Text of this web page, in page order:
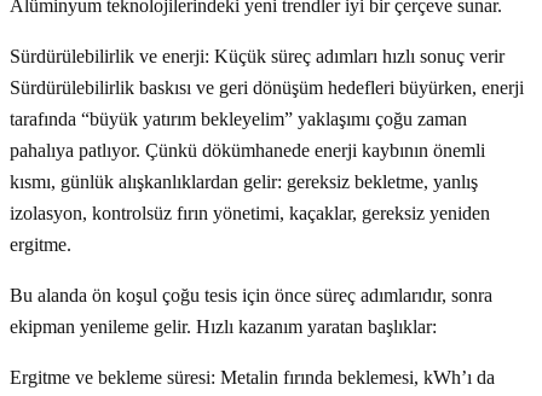
Alüminyum teknolojilerindeki yeni trendler iyi bir çerçeve sunar.
Sürdürülebilirlik ve enerji: Küçük süreç adımları hızlı sonuç verir
Sürdürülebilirlik baskısı ve geri dönüşüm hedefleri büyürken, enerji
tarafında “büyük yatırım bekleyelim” yaklaşımı çoğu zaman
pahalıya patlıyor. Çünkü dökümhanede enerji kaybının önemli
kısmı, günlük alışkanlıklardan gelir: gereksiz bekletme, yanlış
izolasyon, kontrolsüz fırın yönetimi, kaçaklar, gereksiz yeniden
ergitme.
Bu alanda ön koşul çoğu tesis için önce süreç adımlarıdır, sonra
ekipman yenileme gelir. Hızlı kazanım yaratan başlıklar:
Ergitme ve bekleme süresi: Metalin fırında beklemesi, kWh’ı da